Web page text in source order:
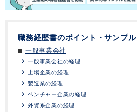
職務経歴書のポイント・サンプル
一般事業会社
一般事業会社の経理
上場企業の経理
製造業の経理
ベンチャー企業の経理
外資系企業の経理